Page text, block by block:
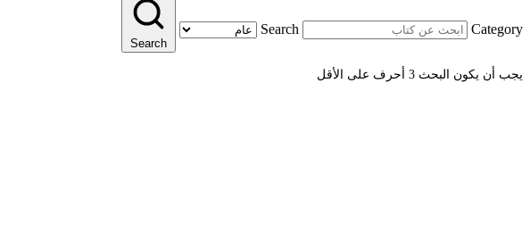
Search Category
Search
يجب أن يكون البحث 3 أحرف على الأقل